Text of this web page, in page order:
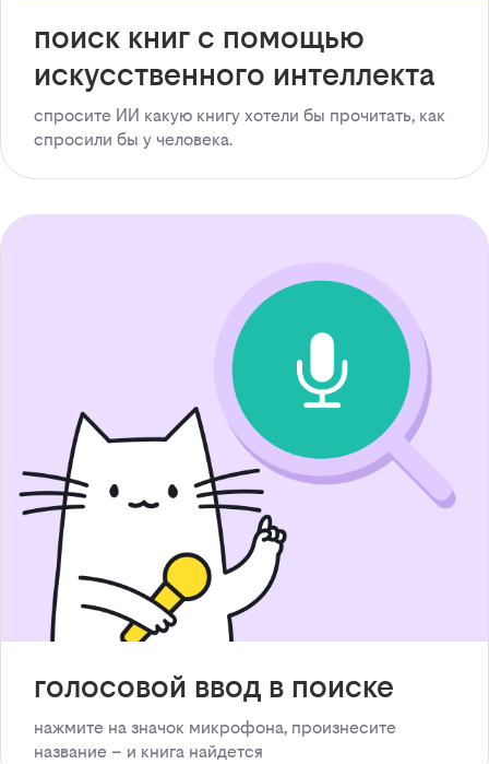
поиск книг с помощью
искусственного интеллекта
спросите ИИ какую книгу хотели бы прочитать, как
спросили бы у человека.
голосовой ввод в поиске
нажмите на значок микрофона, произнесите
название – и книга найдется